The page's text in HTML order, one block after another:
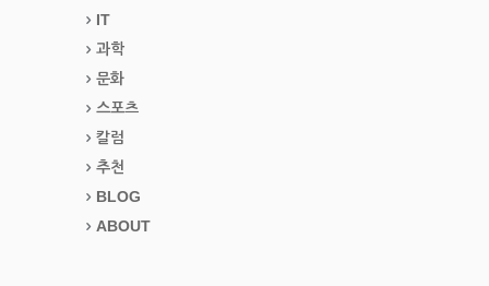
IT
과학
문화
스포츠
칼럼
추천
BLOG
ABOUT